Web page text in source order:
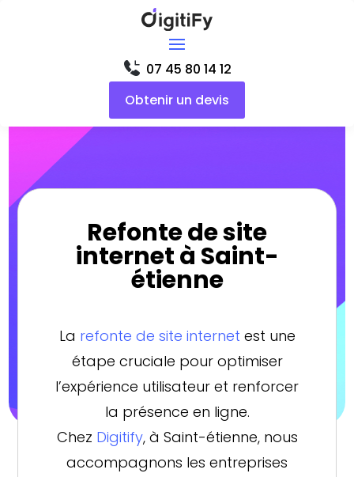
07 45 80 14 12
Obtenir un devis
Refonte de site
internet à Saint-
étienne
La refonte de site internet est une
étape cruciale pour optimiser
l’expérience utilisateur et renforcer
la présence en ligne.
Chez Digitify, à Saint-étienne, nous
accompagnons les entreprises